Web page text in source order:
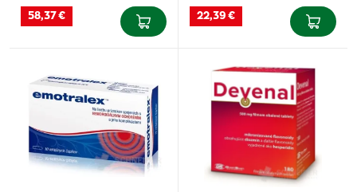
58,37 € 22,39 €